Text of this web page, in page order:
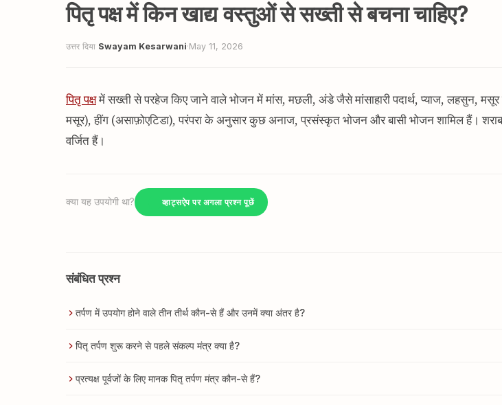
पितृ पक्ष में किन खाद्य वस्तुओं से सख्ती से बचना चाहिए?
उत्तर दिया Swayam Kesarwani·May 11, 2026
पितृ पक्षमें सख्ती से परहेज किए जाने वाले भोजन में मांस, मछली, अंडे जैसे मांसाहारी पदार्थ, प्याज, लहसुन,
मसूर), हींग (असाफ़ोएटिडा), परंपरा के अनुसार कुछ अनाज, प्रसंस्कृत भोजन और बासी भोजन शामिल हैं।
वर्जित हैं।
क्या यह उपयोगी था? व्हाट्सऐप पर अगला प्रश्न पूछें
संबंधित प्रश्न
तर्पण में उपयोग होने वाले तीन तीर्थ कौन-से हैं और उनमें क्या अंतर है?
पितृ तर्पण शुरू करने से पहले संकल्प मंत्र क्या है?
प्रत्यक्ष पूर्वजों के लिए मानक पितृ तर्पण मंत्र कौन-से हैं?